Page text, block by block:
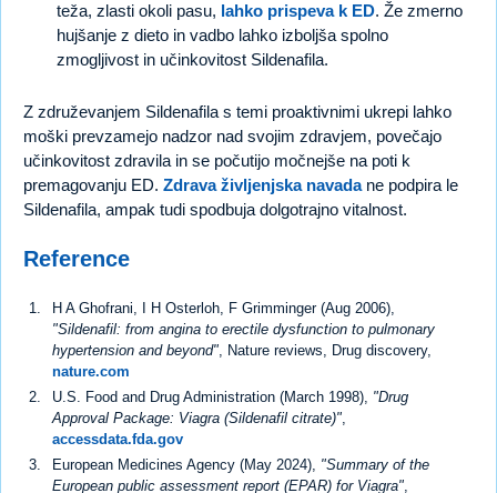
teža, zlasti okoli pasu, lahko prispeva k ED. Že zmerno
hujšanje z dieto in vadbo lahko izboljša spolno
zmogljivost in učinkovitost Sildenafila.
Z združevanjem Sildenafila s temi proaktivnimi ukrepi lahko
moški prevzamejo nadzor nad svojim zdravjem, povečajo
učinkovitost zdravila in se počutijo močnejše na poti k
premagovanju ED. Zdrava življenjska navadane podpira le
Sildenafila, ampak tudi spodbuja dolgotrajno vitalnost.
Reference
H A Ghofrani, I H Osterloh, F Grimminger (Aug 2006),
"Sildenafil: from angina to erectile dysfunction to pulmonary
hypertension and beyond", Nature reviews, Drug discovery,
nature.com
U.S. Food and Drug Administration (March 1998), "Drug
Approval Package: Viagra (Sildenafil citrate)",
accessdata.fda.gov
European Medicines Agency (May 2024), "Summary of the
European public assessment report (EPAR) for Viagra",